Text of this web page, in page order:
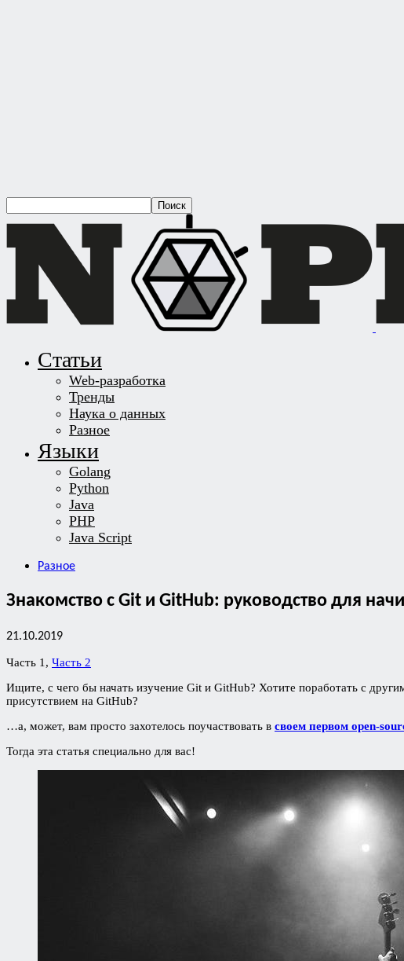
Статьи
Web-разработка
Тренды
Наука о данных
Разное
Языки
Golang
Python
Java
PHP
Java Script
Разное
Знакомство с Git и GitHub: руководство для
21.10.2019
Часть 1, Часть 2
Ищите, с чего бы начать изучение Git и GitHub? Хотите поработать с
присутствием на GitHub?
…а, может, вам просто захотелось поучаствовать в своем первом open-
Тогда эта статья специально для вас!